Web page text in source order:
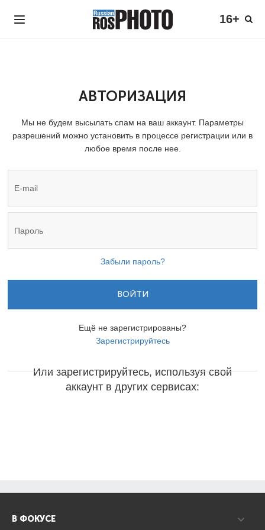
16+
АВТОРИЗАЦИЯ
Мы не будем высылать спам на ваш аккаунт. Параметры
разрешений можно установить в процессе регистрации или в
любое время после нее.
Забыли пароль?
ВОЙТИ
Ещё не зарегистрированы?
Зарегистрируйтесь
Или зарегистрируйтесь, используя свой
аккаунт в других сервисах:
В ФОКУСЕ